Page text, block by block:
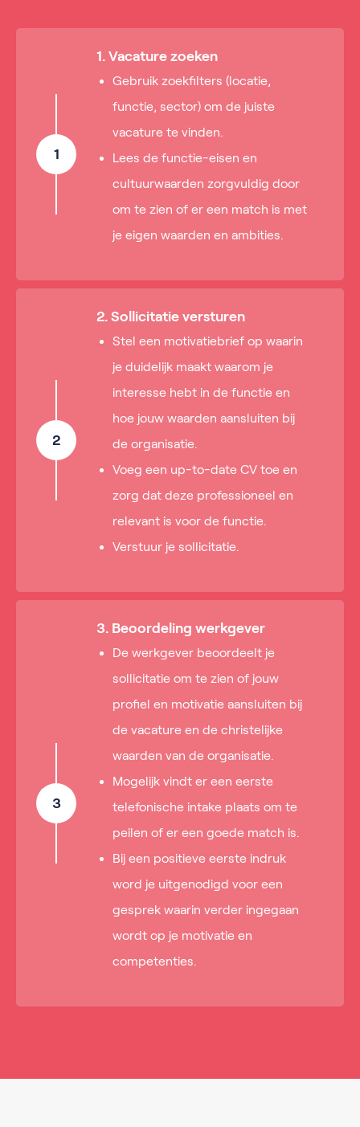
1
1. Vacature zoeken
Gebruik zoekfilters (locatie,
functie, sector) om de juiste
vacature te vinden.
Lees de functie-eisen en
cultuurwaarden zorgvuldig door
om te zien of er een match is met
je eigen waarden en ambities.
2
2. Sollicitatie versturen
Stel een motivatiebrief op waarin
je duidelijk maakt waarom je
interesse hebt in de functie en
hoe jouw waarden aansluiten bij
de organisatie.
Voeg een up-to-date CV toe en
zorg dat deze professioneel en
relevant is voor de functie.
Verstuur je sollicitatie.
3
3. Beoordeling werkgever
De werkgever beoordeelt je
sollicitatie om te zien of jouw
profiel en motivatie aansluiten bij
de vacature en de christelijke
waarden van de organisatie.
Mogelijk vindt er een eerste
telefonische intake plaats om te
peilen of er een goede match is.
Bij een positieve eerste indruk
word je uitgenodigd voor een
gesprek waarin verder ingegaan
wordt op je motivatie en
competenties.